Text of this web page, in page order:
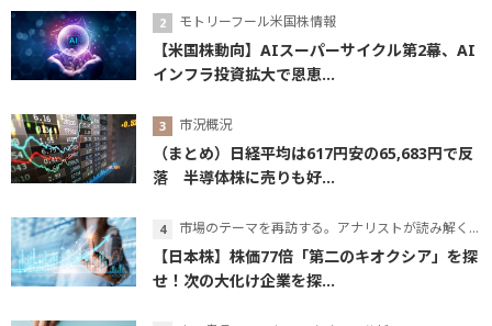
モトリーフール米国株情報
【米国株動向】AIスーパーサイクル第2幕、AI
インフラ投資拡大で恩恵...
市況概況
（まとめ）日経平均は617円安の65,683円で反
落 半導体株に売りも好...
市場のテーマを再訪する。アナリストが読み解くテーマの本質
【日本株】株価77倍「第二のキオクシア」を探
せ！次の大化け企業を探...